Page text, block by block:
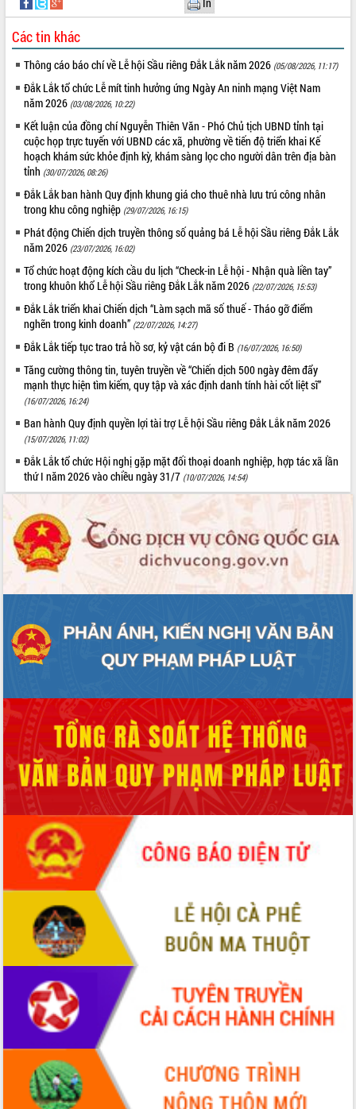
Các tin khác
Thông cáo báo chí về Lễ hội Sầu riêng Đắk Lắk năm 2026 (05/08/2026, 11:17)
Đắk Lắk tổ chức Lễ mít tinh hưởng ứng Ngày An ninh mạng Việt Nam
năm 2026 (03/08/2026, 10:22)
Kết luận của đồng chí Nguyễn Thiên Văn - Phó Chủ tịch UBND tỉnh tại
cuộc họp trực tuyến với UBND các xã, phường về tiến độ triển khai Kế
hoạch khám sức khỏe định kỳ, khám sàng lọc cho người dân trên địa bàn
tỉnh (30/07/2026, 08:26)
Đắk Lắk ban hành Quy định khung giá cho thuê nhà lưu trú công nhân
trong khu công nghiệp (29/07/2026, 16:15)
Phát động Chiến dịch truyền thông số quảng bá Lễ hội Sầu riêng Đắk Lắk
năm 2026 (23/07/2026, 16:02)
Tổ chức hoạt động kích cầu du lịch “Check-in Lễ hội - Nhận quà liền tay”
trong khuôn khổ Lễ hội Sầu riêng Đắk Lắk năm 2026 (22/07/2026, 15:53)
Đắk Lắk triển khai Chiến dịch “Làm sạch mã số thuế - Tháo gỡ điểm
nghẽn trong kinh doanh” (22/07/2026, 14:27)
Đắk Lắk tiếp tục trao trả hồ sơ, kỷ vật cán bộ đi B (16/07/2026, 16:50)
Tăng cường thông tin, tuyên truyền về “Chiến dịch 500 ngày đêm đẩy
mạnh thực hiện tìm kiếm, quy tập và xác định danh tính hài cốt liệt sĩ”
(16/07/2026, 16:24)
Ban hành Quy định quyền lợi tài trợ Lễ hội Sầu riêng Đắk Lắk năm 2026
(15/07/2026, 11:02)
Đắk Lắk tổ chức Hội nghị gặp mặt đối thoại doanh nghiệp, hợp tác xã lần
thứ I năm 2026 vào chiều ngày 31/7 (10/07/2026, 14:54)